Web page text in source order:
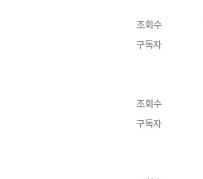
조회수
구독자
조회수
구독자